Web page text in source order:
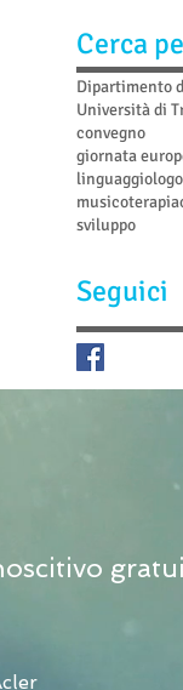
Università di
convegno
linguaggio
musicoterapia
sviluppo
Seguici
Cerca